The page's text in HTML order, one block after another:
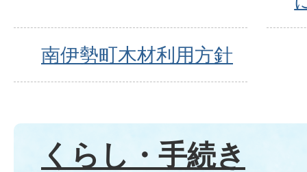
南伊勢町木材利用方針
くらし・手続き